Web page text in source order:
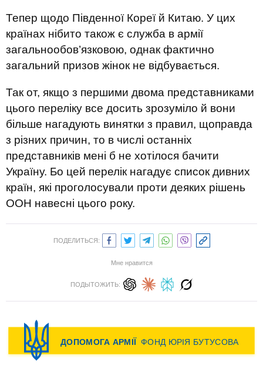
Тепер щодо Південної Кореї й Китаю. У цих
країнах нібито також є служба в армії
загальнообов’язковою, однак фактично
загальний призов жінок не відбувається.
Так от, якщо з першими двома представниками
цього переліку все досить зрозуміло й вони
більше нагадують винятки з правил, щоправда
з різних причин, то в числі останніх
представників мені б не хотілося бачити
Україну. Бо цей перелік нагадує список дивних
країн, які проголосували проти деяких рішень
ООН навесні цього року.
ПОДЕЛИТЬСЯ:
Мне нравится
ПОДЫТОЖИТЬ: